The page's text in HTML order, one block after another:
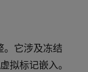
。它涉及冻结
拟标记嵌入。